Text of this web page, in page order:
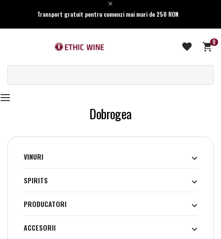
Transport gratuit pentru comenzi mai mari de 250 RON
0
Dobrogea
VINURI
SPIRITS
PRODUCATORI
ACCESORII